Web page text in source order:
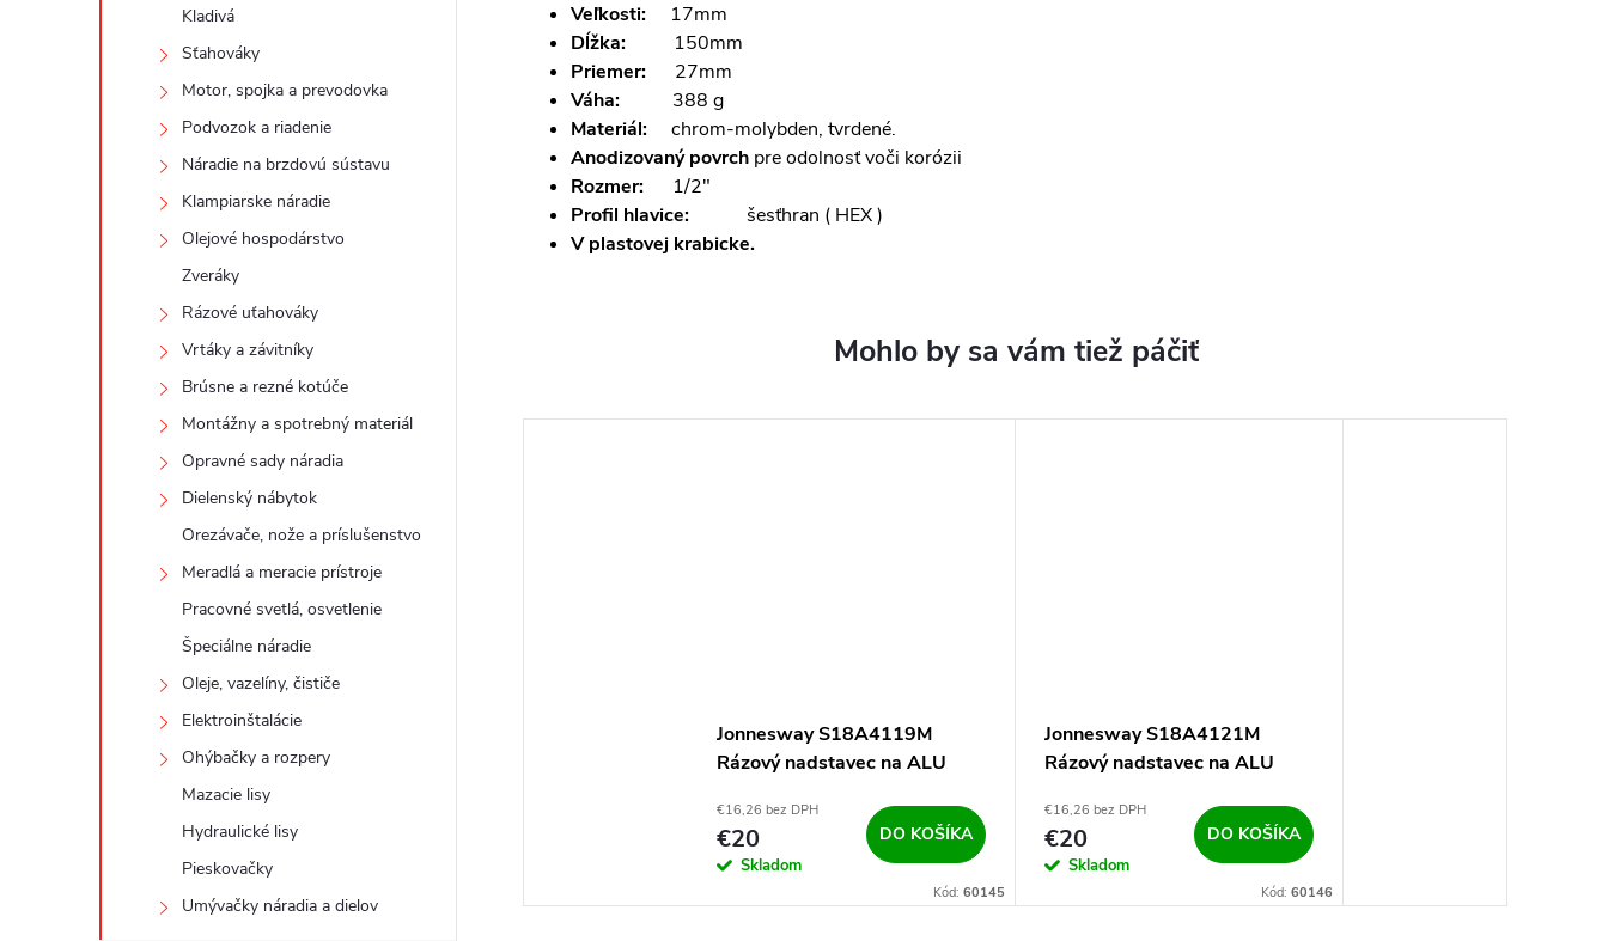
Kladivá
Sťahováky
Motor, spojka a prevodovka
Podvozok a riadenie
Náradie na brzdovú sústavu
Klampiarske náradie
Olejové hospodárstvo
Zveráky
Rázové uťahováky
Vrtáky a závitníky
Brúsne a rezné kotúče
Montážny a spotrebný materiál
Opravné sady náradia
Dielenský nábytok
Orezávače, nože a príslušenstvo
Meradlá a meracie prístroje
Pracovné svetlá, osvetlenie
Špeciálne náradie
Oleje, vazelíny, čističe
Elektroinštalácie
Ohýbačky a rozpery
Mazacie lisy
Hydraulické lisy
Pieskovačky
Umývačky náradia a dielov
Veľkosti: 17mm
Dĺžka: 150mm
Priemer: 27mm
Váha:
388 g
Materiál: chrom-molybden, tvrdené.
Anodizovaný povrch pre odolnosť voči korózii
Rozmer: 1/2"
Profil hlavice: šesťhran ( HEX )
V plastovej krabicke.
Jonnesway S18A4119M
Rázový nadstavec na ALU
vyhadzovačom
€16,26 bez DPH
€20
Skladom
DO KOŠÍKA
Kód: 60145
Jonnesway S18A4121M
Rázový nadstavec na ALU
vyhadzovačom
€16,26 bez DPH
€20
Skladom
DO KOŠÍKA
Kód: 60146